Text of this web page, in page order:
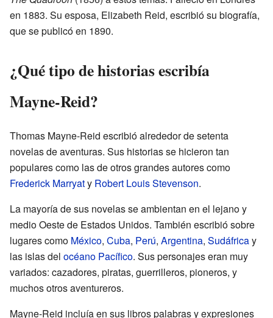
en 1883. Su esposa, Elizabeth Reid, escribió su biografía,
que se publicó en 1890.
¿Qué tipo de historias escribía
Mayne-Reid?
Thomas Mayne-Reid escribió alrededor de setenta
novelas de aventuras. Sus historias se hicieron tan
populares como las de otros grandes autores como
Frederick Marryaty Robert Louis Stevenson.
La mayoría de sus novelas se ambientan en el lejano y
medio Oeste de Estados Unidos. También escribió sobre
lugares como México, Cuba, Perú, Argentina, Sudáfricay
las islas del océano Pacífico. Sus personajes eran muy
variados: cazadores, piratas, guerrilleros, pioneros, y
muchos otros aventureros.
Mayne-Reid incluía en sus libros palabras y expresiones